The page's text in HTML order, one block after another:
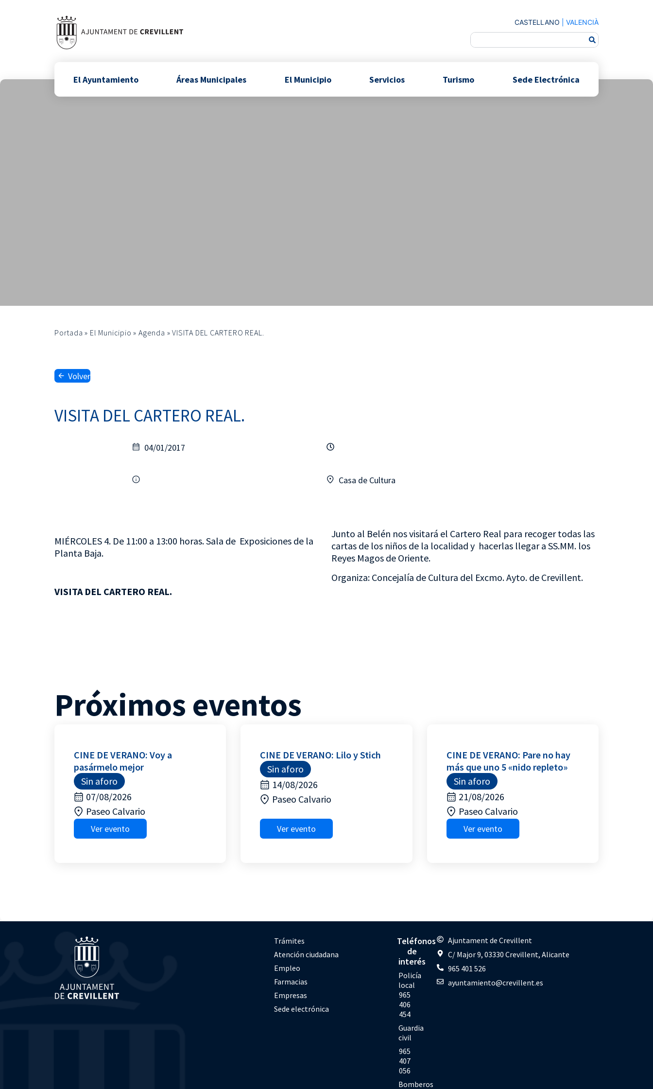
CASTELLANO VALENCIÀ
El Ayuntamiento Áreas Municipales El Municipio Servicios Turismo Sede Electrónica
Portada » El Municipio »Agenda »VISITA DEL CARTERO REAL.
Volver
VISITA DEL CARTERO REAL.
04/01/2017
Casa de Cultura
MIÉRCOLES 4. De 11:00 a 13:00 horas. Sala de Exposiciones de la
Planta Baja.
VISITA DEL CARTERO REAL.
Junto al Belén nos visitará el Cartero Real para recoger todas las
cartas de los niños de la localidad y hacerlas llegar a SS.MM. los
Reyes Magos de Oriente.
Organiza: Concejalía de Cultura del Excmo. Ayto. de Crevillent.
Próximos eventos
CINE DE VERANO: Voy a
pasármelo mejor
Sin aforo
07/08/2026
Paseo Calvario
Ver evento
CINE DE VERANO: Lilo y Stich
Sin aforo
14/08/2026
Paseo Calvario
Ver evento
CINE DE VERANO: Pare no hay
más que uno 5 «nido repleto»
Sin aforo
21/08/2026
Paseo Calvario
Ver evento
Trámites
Atención ciudadana
Empleo
Farmacias
Empresas
Sede electrónica
Teléfonos
de
interés
Policía
local
965
406
454
Guardia
civil
965
407
056
Bomberos
Ajuntament de Crevillent
C/ Major 9, 03330 Crevillent, Alicante
965 401 526
ayuntamiento@crevillent.es